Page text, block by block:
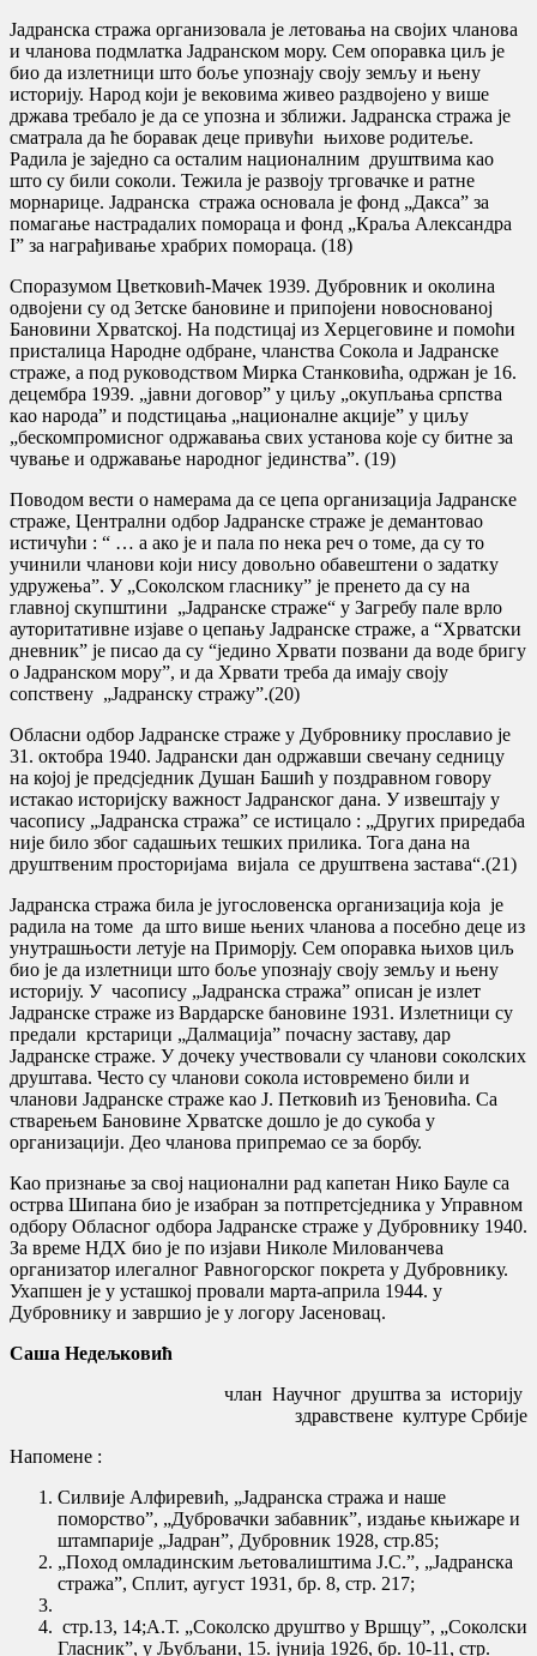
Јадранска стража организовала је летовања на својих чланова
и чланова подмлатка Јадранском мору. Сем опоравка циљ је
био да излетници што боље упознају своју земљу и њену
историју. Народ који је вековима живео раздвојено у више
држава требало је да се упозна и зближи. Јадранска стража је
сматрала да ће боравак деце привући њихове родитеље.
Радила је заједно са осталим националним друштвима као
што су били соколи. Тежила је развоју трговачке и ратне
морнарице. Јадранска стража основала је фонд „Дакса” за
помагање настрадалих помораца и фонд „Краља Александра
I” за награђивање храбрих помораца. (18)
Споразумом Цветковић-Мачек 1939. Дубровник и околина
одвојени су од Зетске бановине и припојени новоснованој
Бановини Хрватској. На подстицај из Херцеговине и помоћи
присталица Народне одбране, чланства Сокола и Јадранске
страже, а под руководством Мирка Станковића, одржан је 16.
децембра 1939. „јавни договор” у циљу „окупљања српства
као народа” и подстицања „националне акције” у циљу
„бескомпромисног одржавања свих установа које су битне за
чување и одржавање народног јединства”. (19)
Поводом вести о намерама да се цепа организација Јадранске
страже, Централни одбор Јадранске страже је демантовао
истичући : “ … а ако је и пала по нека реч о томе, да су то
учинили чланови који нису довољно обавештени о задатку
удружења”. У „Соколском гласнику” је пренето да су на
главној скупштини „Јадранске страже“ у Загребу пале врло
ауторитативне изјаве о цепању Јадранске страже, а “Хрватски
дневник” је писао да су “једино Хрвати позвани да воде бригу
о Јадранском мору”, и да Хрвати треба да имају своју
сопствену „Јадранску стражу”.(20)
Обласни одбор Јадранске страже у Дубровнику прославио је
31. октобра 1940. Јадрански дан одржавши свечану седницу
на којој је предсједник Душан Башић у поздравном говору
истакао историјску важност Јадранског дана. У извештају у
часопису „Јадранска стража” се истицало : „Других приредаба
није било због садашњих тешких прилика. Тога дана на
друштвеним просторијама вијала се друштвена застава“.(21)
Јадранска стража била је југословенска организација која је
радила на томе да што више њених чланова а посебно деце из
унутрашњости летује на Приморју. Сем опоравка њихов циљ
био је да излетници што боље упознају своју земљу и њену
историју. У часопису „Јадранска стража” описан је излет
Јадранске страже из Вардарске бановине 1931. Излетници су
предали крстарици „Далмација” почасну заставу, дар
Јадранске страже. У дочеку учествовали су чланови соколских
друштава. Често су чланови сокола истовремено били и
чланови Јадранске страже као Ј. Петковић из Ђеновића. Са
стварењем Бановине Хрватске дошло је до сукоба у
организацији. Део чланова припремао се за борбу.
Као признање за свој национални рад капетан Нико Бауле са
острва Шипана био је изабран за потпретсједника у Управном
одбору Обласног одбора Јадранске страже у Дубровнику 1940.
За време НДХ био је по изјави Николе Милованчева
организатор илегалног Равногорског покрета у Дубровнику.
Ухапшен је у усташкој провали марта-априла 1944. у
Дубровнику и завршио је у логору Јасеновац.
Саша Недељковић
члан Научног друштва за историју
здравствене културе Србије
Напомене :
Силвије Алфиревић, „Јадранска стража и наше
поморство”, „Дубровачки забавник”, издање књижаре и
штампарије „Јадран”, Дубровник 1928, стр.85;
„Поход омладинским љетовалиштима Ј.С.”, „Јадранска
стража”, Сплит, аугуст 1931, бр. 8, стр. 217;
стр.13, 14;А.Т. „Соколско друштво у Вршцу”, „Соколски
Гласник”, у Љубљани, 15. јунија 1926, бр. 10-11, стр.